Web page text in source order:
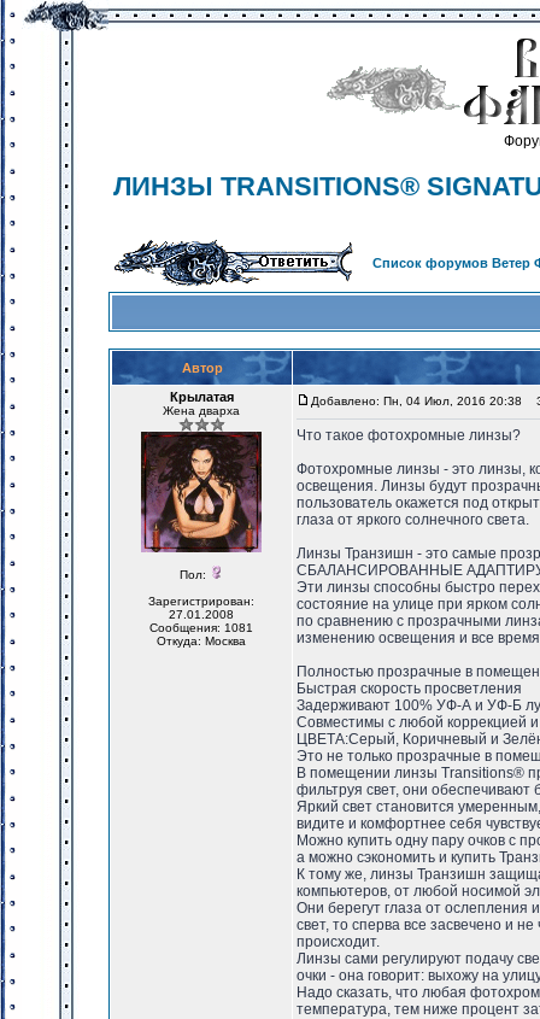
ЛИНЗЫ TRANSITIONS®
Список форумов Ветер
Автор
Крылатая
Жена дварха
Пол:
Зарегистрирован:
27.01.2008
Сообщения: 1081
Откуда: Москва
Добавлено: Пн, 04 Июл, 2016 20:38
Что такое фотохромные линзы?
Фотохромные линзы - это линзы,
освещения. Линзы будут
пользователь окажется под
глаза от яркого солнечного света.
Линзы Транзишн - это самые
СБАЛАНСИРОВАННЫЕ
Эти линзы способны быстро
состояние на улице при ярком
по сравнению с прозрачными
изменению освещения и все
Полностью прозрачные в
Быстрая скорость просветления
Задерживают 100% УФ-А и УФ-Б
Совместимы с любой коррекцией
ЦВЕТА:Серый, Коричневый и
Это не только прозрачные в
В помещении линзы Transitions®
фильтруя свет, они
Яркий свет становится
видите и комфортнее себя
Можно купить одну пару очков с
а можно сэкономить и купить
К тому же, линзы Транзишн
компьютеров, от любой носимой
Они берегут глаза от ослепления
свет, то сперва все засвечено и
происходит.
Линзы сами регулируют подачу
очки - она говорит: выхожу на
Надо сказать, что любая
температура, тем ниже процент